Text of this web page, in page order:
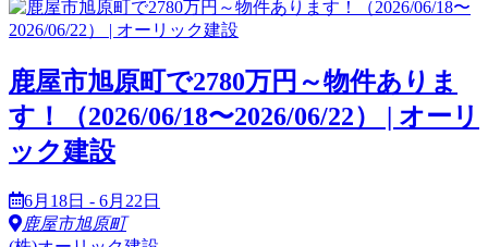
鹿屋市旭原町で2780万円～物件ありま
す！（2026/06/18〜2026/06/22） | オーリ
ック建設
6月18日 - 6月22日
鹿屋市旭原町